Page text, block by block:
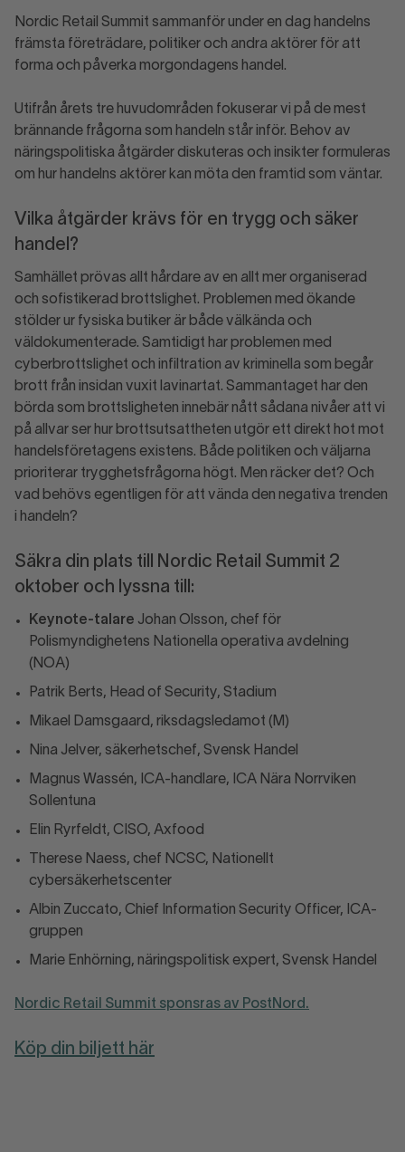
Nordic Retail Summit sammanför under en dag handelns
främsta företrädare, politiker och andra aktörer för att
forma och påverka morgondagens handel.
Utifrån årets tre huvudområden fokuserar vi på de mest
brännande frågorna som handeln står inför. Behov av
näringspolitiska åtgärder diskuteras och insikter formuleras
om hur handelns aktörer kan möta den framtid som väntar.
Vilka åtgärder krävs för en trygg och säker
handel?
Samhället prövas allt hårdare av en allt mer organiserad
och sofistikerad brottslighet. Problemen med ökande
stölder ur fysiska butiker är både välkända och
väldokumenterade. Samtidigt har problemen med
cyberbrottslighet och infiltration av kriminella som begår
brott från insidan vuxit lavinartat. Sammantaget har den
börda som brottsligheten innebär nått sådana nivåer att vi
på allvar ser hur brottsutsattheten utgör ett direkt hot mot
handelsföretagens existens. Både politiken och väljarna
prioriterar trygghetsfrågorna högt. Men räcker det? Och
vad behövs egentligen för att vända den negativa trenden
i handeln?
Säkra din plats till Nordic Retail Summit 2
oktober och lyssna till:
Keynote-talare Johan Olsson, chef för
Polismyndighetens Nationella operativa avdelning
(NOA)
Patrik Berts, Head of Security, Stadium
Mikael Damsgaard, riksdagsledamot (M)
Nina Jelver, säkerhetschef, Svensk Handel
Magnus Wassén, ICA-handlare, ICA Nära Norrviken
Sollentuna
Elin Ryrfeldt, CISO, Axfood
Therese Naess, chef NCSC, Nationellt
cybersäkerhetscenter
Albin Zuccato, Chief Information Security Officer, ICA-
gruppen
Marie Enhörning, näringspolitisk expert, Svensk Handel
Nordic Retail Summit sponsras av PostNord.
Köp din biljett här